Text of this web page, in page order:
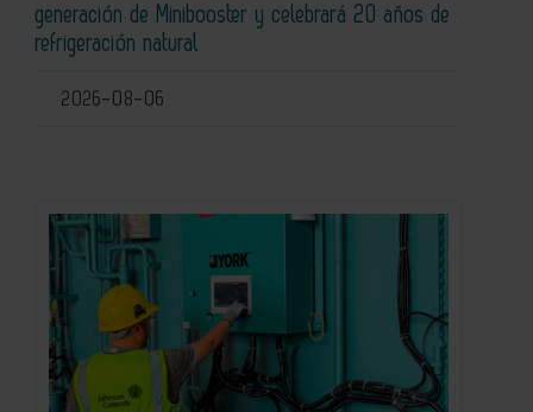
generación de Minibooster y celebrará 20 años de
refrigeración natural
2026-08-06